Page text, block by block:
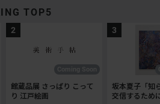
TOP5
館蔵品展 さっぱり こって
り 江戸絵画
坂本夏子「知
交信するため